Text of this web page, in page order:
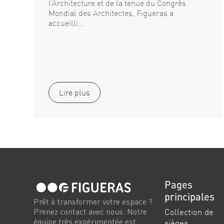
l’Architecture et de la tenue du Congrès
Mondial des Architectes, Figueras a
accueilli...
Lire plus
Prêt à transformer votre espace ?
Prenez contact avec nous. Notre
équipe très expérimentée est
Pages
principales
Collection de